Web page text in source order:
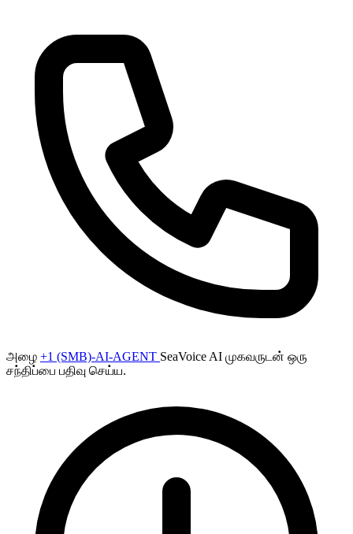
அழை +1 (SMB)-AI-AGENT SeaVoice AI முகவருடன் ஒரு
சந்திப்பை பதிவு செய்ய.